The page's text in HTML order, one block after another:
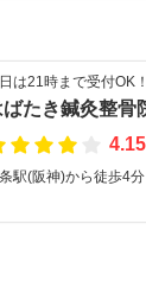
は21時まで受付OK
ばたき鍼灸整骨
4.15
駅(阪神)から徒歩4